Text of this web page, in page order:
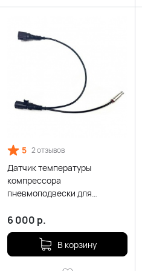
5 2 отзывов
Датчик температуры
компрессора
пневмоподвески для
6 000 р.
В корзину